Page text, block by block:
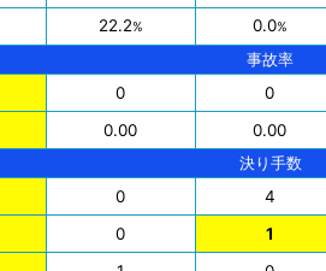
22.2% 0.0%
事故率
0 0
0.00 0.00
決り手数
0 4
0 1